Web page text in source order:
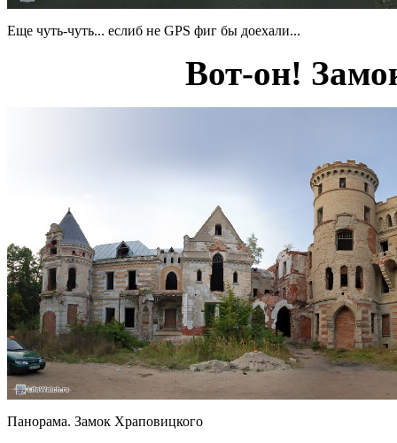
Еще чуть-чуть... еслиб не GPS фиг бы доехали...
Вот-он!
Панорама. Замок Храповицкого